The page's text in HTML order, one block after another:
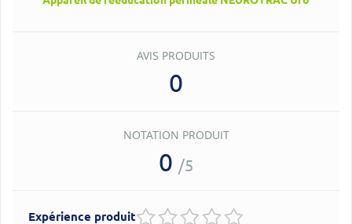
AVIS PRODUITS
0
NOTATION PRODUIT
0 /5
Expérience produit